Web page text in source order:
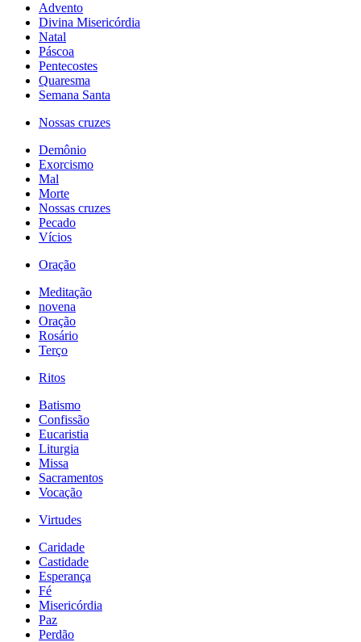
Advento
Divina Misericórdia
Natal
Páscoa
Pentecostes
Quaresma
Semana Santa
Nossas cruzes
Demônio
Exorcismo
Mal
Morte
Nossas cruzes
Pecado
Vícios
Oração
Meditação
novena
Oração
Rosário
Terço
Ritos
Batismo
Confissão
Eucaristia
Liturgia
Missa
Sacramentos
Vocação
Virtudes
Caridade
Castidade
Esperança
Fé
Misericórdia
Paz
Perdão